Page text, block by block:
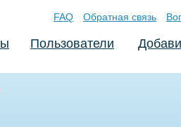
FAQ Обратная связь
Пользователи